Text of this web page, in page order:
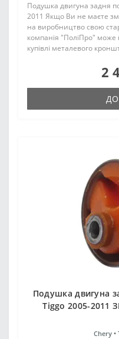
Подушка двигуна задня
2011 Якщо Ви не маєте
на виробництво свою
компанія "ПоліПро" може
купівлі металевого
2
Подушка двигуна
Tiggo 2005-
Chery •